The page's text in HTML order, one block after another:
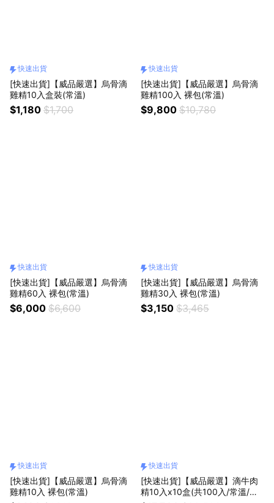
快速出貨
[快速出貨]【威品嚴選】烏骨滴
雞精10入盒裝(常溫)
$1,180 $1,700
快速出貨
[快速出貨]【威品嚴選】烏骨滴
雞精100入 裸包(常溫)
$9,800 $10,780
快速出貨
[快速出貨]【威品嚴選】烏骨滴
雞精60入 裸包(常溫)
$6,000 $6,600
快速出貨
[快速出貨]【威品嚴選】烏骨滴
雞精30入 裸包(常溫)
$3,150 $3,465
快速出貨
[快速出貨]【威品嚴選】烏骨滴
雞精10入 裸包(常溫)
快速出貨
[快速出貨]【威品嚴選】滴牛肉
精10入x10盒(共100入/常溫/使